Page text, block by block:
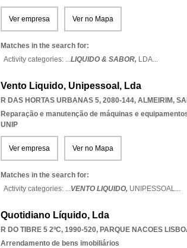
Ver empresa Ver no Mapa
Matches in the search for:
Activity categories: ...LIQUIDO & SABOR, LDA...
Vento Liquido, Unipessoal, Lda
R DAS HORTAS URBANAS 5, 2080-144, ALMEIRIM,
Reparação e manutenção de máquinas e
UNIP
Ver empresa Ver no Mapa
Matches in the search for:
Activity categories: ...VENTO LIQUIDO, UNIPESSOAL...
Quotidiano Líquido, Lda
R DO TIBRE 5 2ºC, 1990-520, PARQUE NACOES
Arrendamento de bens imobiliários